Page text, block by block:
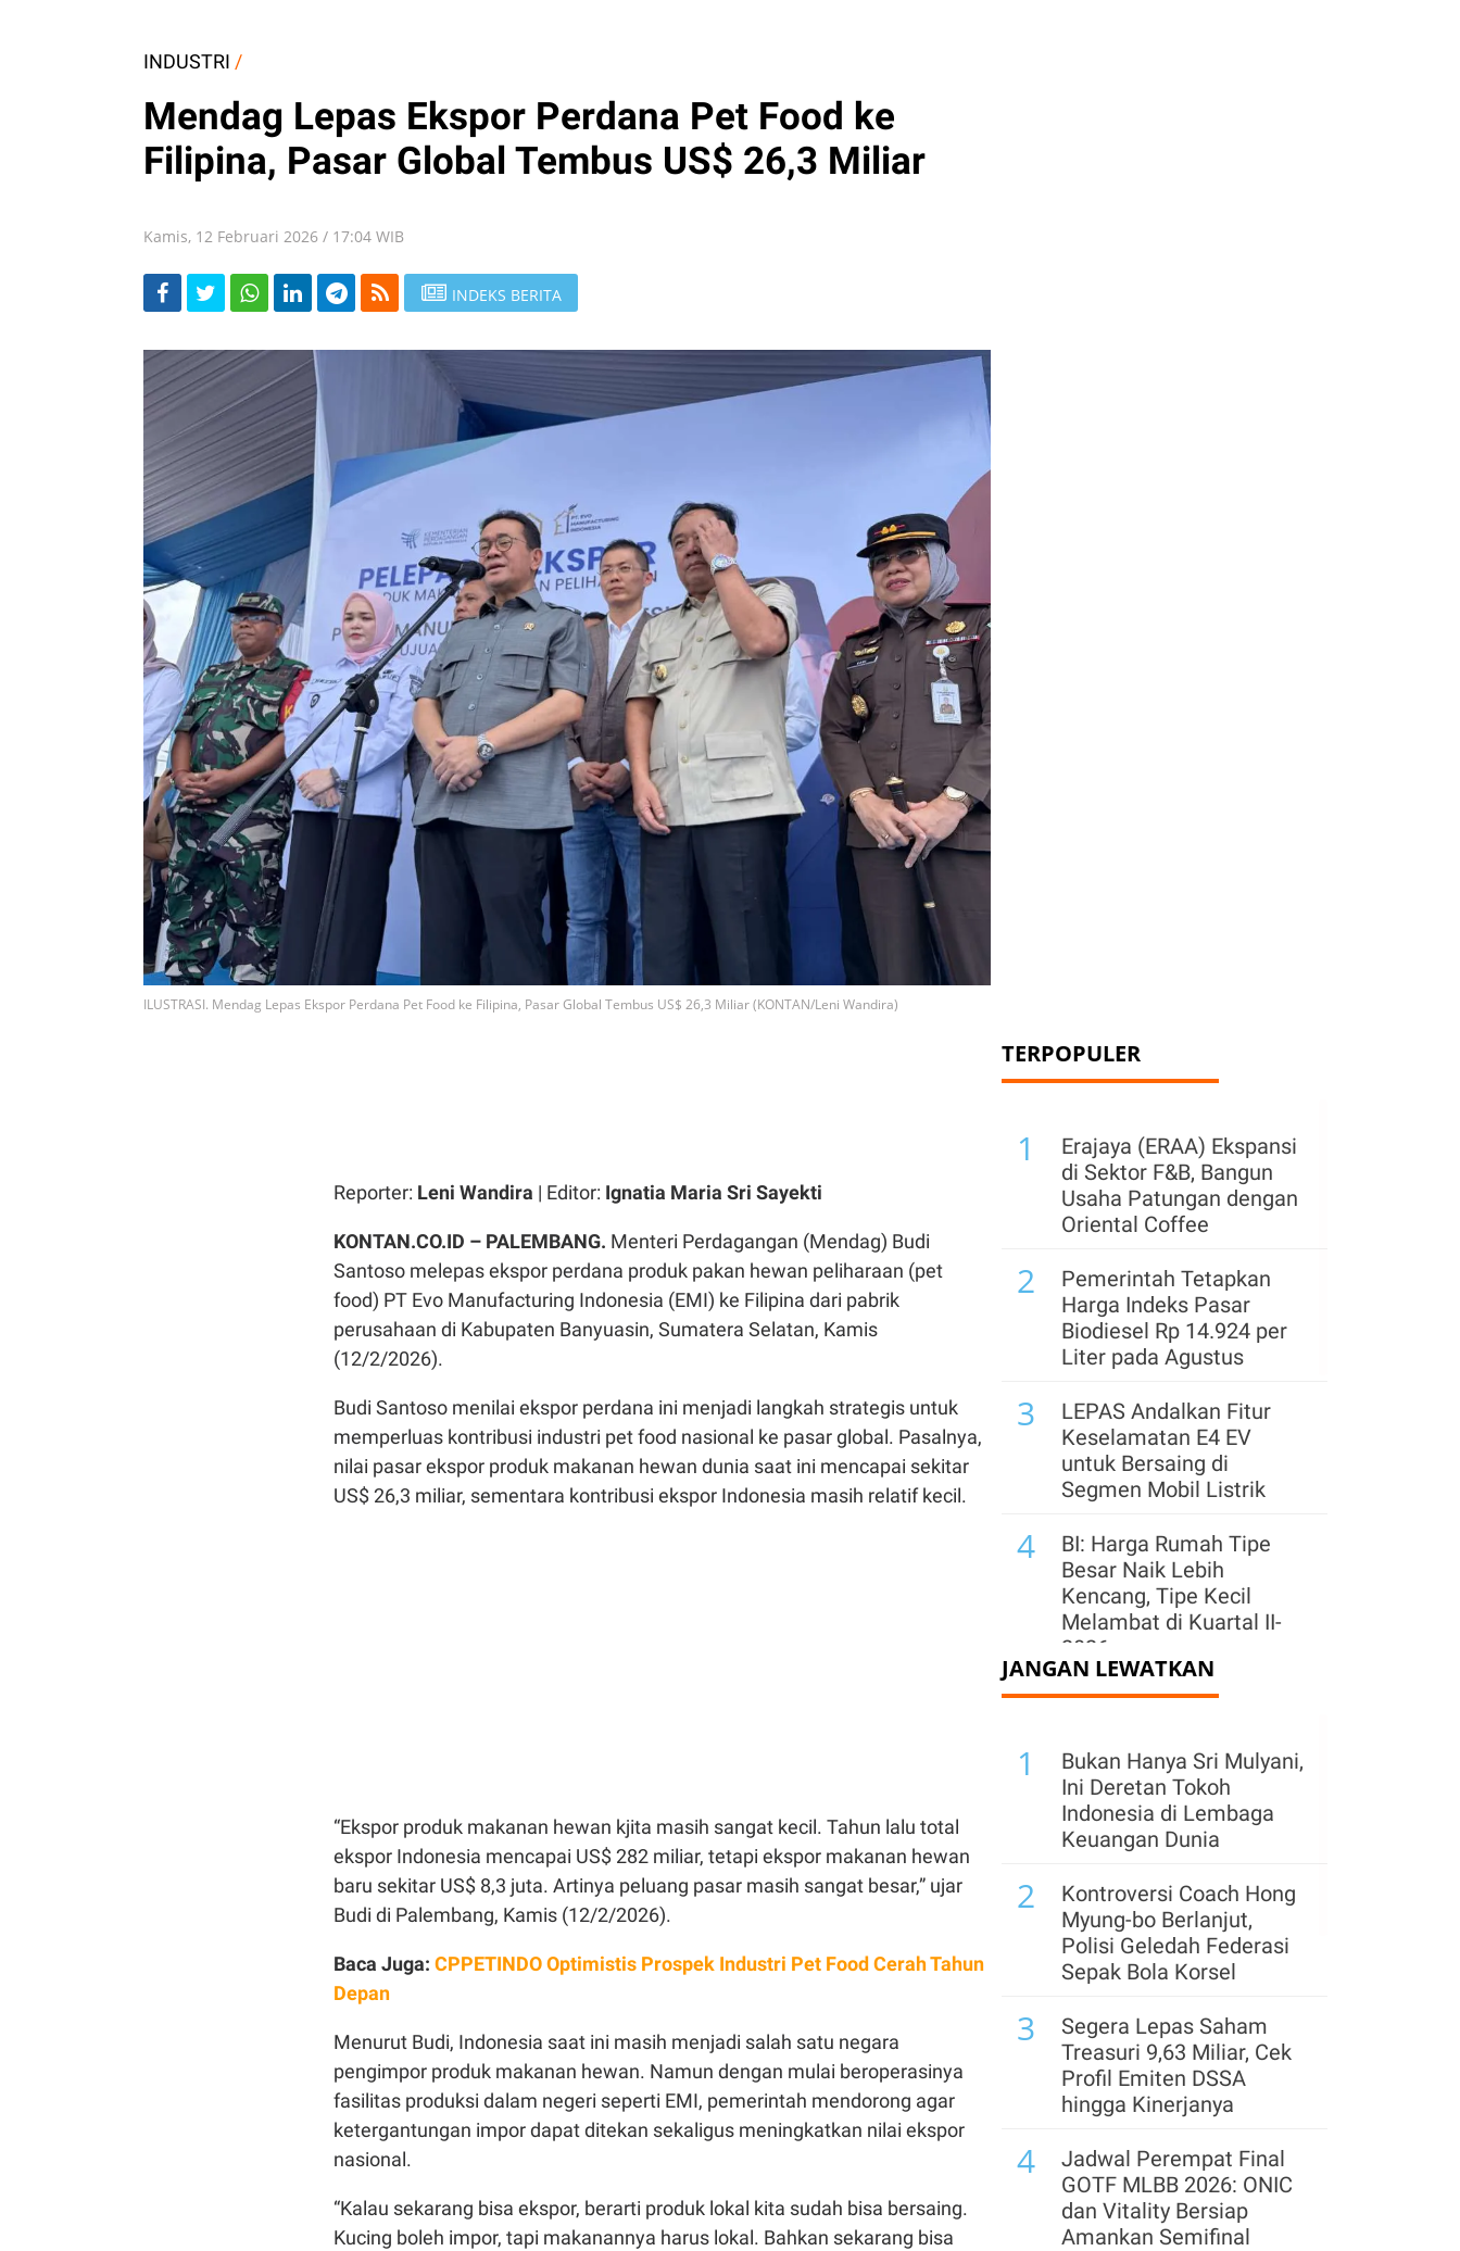
INDUSTRI /
Mendag Lepas Ekspor Perdana Pet Food ke
Filipina, Pasar Global Tembus US$ 26,3 Miliar
Kamis, 12 Februari 2026 / 17:04 WIB
INDEKS BERITA
ILUSTRASI. Mendag Lepas Ekspor Perdana Pet Food ke Filipina, Pasar Global Tembus US$ 26,3 Miliar (KONTAN/Leni Wandira)
Reporter: Leni Wandira | Editor: Ignatia Maria Sri Sayekti
KONTAN.CO.ID – PALEMBANG. Menteri Perdagangan (Mendag) Budi
Santoso melepas ekspor perdana produk pakan hewan peliharaan (pet
food) PT Evo Manufacturing Indonesia (EMI) ke Filipina dari pabrik
perusahaan di Kabupaten Banyuasin, Sumatera Selatan, Kamis
(12/2/2026).
Budi Santoso menilai ekspor perdana ini menjadi langkah strategis untuk
memperluas kontribusi industri pet food nasional ke pasar global. Pasalnya,
nilai pasar ekspor produk makanan hewan dunia saat ini mencapai sekitar
US$ 26,3 miliar, sementara kontribusi ekspor Indonesia masih relatif kecil.
“Ekspor produk makanan hewan kjita masih sangat kecil. Tahun lalu total
ekspor Indonesia mencapai US$ 282 miliar, tetapi ekspor makanan hewan
baru sekitar US$ 8,3 juta. Artinya peluang pasar masih sangat besar,” ujar
Budi di Palembang, Kamis (12/2/2026).
Baca Juga: CPPETINDO Optimistis Prospek Industri Pet Food Cerah Tahun
Depan
Menurut Budi, Indonesia saat ini masih menjadi salah satu negara
pengimpor produk makanan hewan. Namun dengan mulai beroperasinya
fasilitas produksi dalam negeri seperti EMI, pemerintah mendorong agar
ketergantungan impor dapat ditekan sekaligus meningkatkan nilai ekspor
nasional.
“Kalau sekarang bisa ekspor, berarti produk lokal kita sudah bisa bersaing.
Kucing boleh impor, tapi makanannya harus lokal. Bahkan sekarang bisa
TERPOPULER
1
Erajaya (ERAA) Ekspansi
di Sektor F&B, Bangun
Usaha Patungan dengan
Oriental Coffee
2
Pemerintah Tetapkan
Harga Indeks Pasar
Biodiesel Rp 14.924 per
Liter pada Agustus
3
LEPAS Andalkan Fitur
Keselamatan E4 EV
untuk Bersaing di
Segmen Mobil Listrik
4
BI: Harga Rumah Tipe
Besar Naik Lebih
Kencang, Tipe Kecil
Melambat di Kuartal II-
2026
5
Mulai Pulih, Industri
pada Kuartal II-2026
Developer Gim Indonesia
Hadapi Persaingan
Global, Kualitas Produk
Jadi Penentu
Industri Gim Nasional
Perlu Perkuat IP agar
8
Harga Indeks Pasar
Bioetanol Ditetapkan Rp
11.695 per Liter pada
Agustus 2026
JANGAN LEWATKAN
1
Bukan Hanya Sri Mulyani,
Ini Deretan Tokoh
Indonesia di Lembaga
Keuangan Dunia
2
Kontroversi Coach Hong
Myung-bo Berlanjut,
Polisi Geledah Federasi
Sepak Bola Korsel
3
Segera Lepas Saham
Treasuri 9,63 Miliar, Cek
Profil Emiten DSSA
hingga Kinerjanya
4
Jadwal Perempat Final
GOTF MLBB 2026: ONIC
dan Vitality Bersiap
Amankan Semifinal